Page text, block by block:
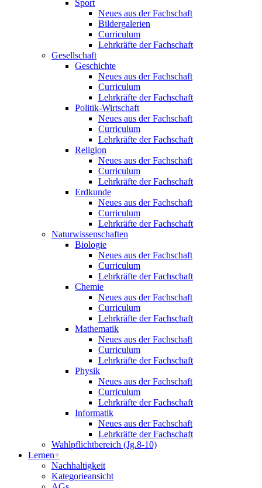
Sport
Neues aus der Fachschaft
Bildergalerien
Curriculum
Lehrkräfte der Fachschaft
Gesellschaft
Geschichte
Neues aus der Fachschaft
Curriculum
Lehrkräfte der Fachschaft
Politik-Wirtschaft
Neues aus der Fachschaft
Curriculum
Lehrkräfte der Fachschaft
Religion
Neues aus der Fachschaft
Curriculum
Lehrkräfte der Fachschaft
Erdkunde
Neues aus der Fachschaft
Curriculum
Lehrkräfte der Fachschaft
Naturwissenschaften
Biologie
Neues aus der Fachschaft
Curriculum
Lehrkräfte der Fachschaft
Chemie
Neues aus der Fachschaft
Curriculum
Lehrkräfte der Fachschaft
Mathematik
Neues aus der Fachschaft
Curriculum
Lehrkräfte der Fachschaft
Physik
Neues aus der Fachschaft
Curriculum
Lehrkräfte der Fachschaft
Informatik
Neues aus der Fachschaft
Lehrkräfte der Fachschaft
Wahlpflichtbereich (Jg.8-10)
Lernen+
Nachhaltigkeit
Kategorieansicht